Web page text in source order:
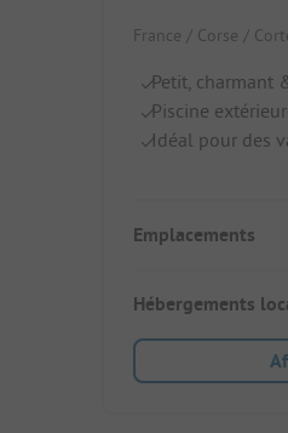
France / Corse /
Petit, charmant
Piscine
Idéal pour des
Emplacements
Hébergements